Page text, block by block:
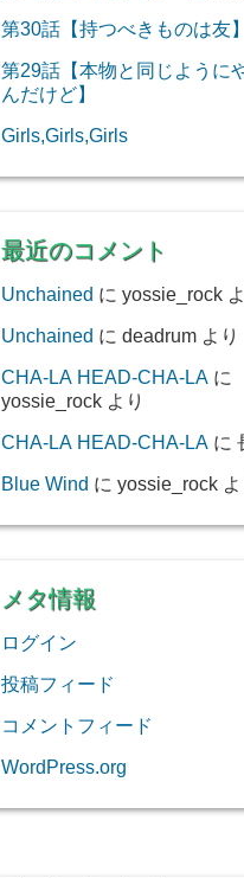
第30話【持つべきものは友】
第29話【本物と同じように
んだけど】
Girls,Girls,Girls
最近のコメント
Unchained に yossie_rock
Unchained に deadrum より
CHA-LA HEAD-CHA-LA に
yossie_rock より
CHA-LA HEAD-CHA-LA に
Blue Wind に yossie_rock よ
メタ情報
ログイン
投稿フィード
コメントフィード
WordPress.org